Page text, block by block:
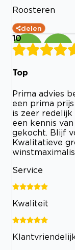
Roosteren
delen
10
Top
Prima advies
een prima
is zeer
een kennis
gekocht. Blijf
Kwalitatieve
Service
Kwaliteit